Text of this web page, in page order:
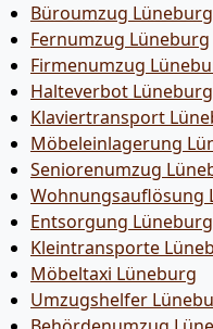
Büroumzug Lüneburg
Fernumzug Lüneburg
Firmenumzug
Halteverbot Lüneburg
Klaviertransport
Möbeleinlagerung
Seniorenumzug
Wohnungsauflösung
Entsorgung Lüneburg
Kleintransporte
Möbeltaxi Lüneburg
Umzugshelfer